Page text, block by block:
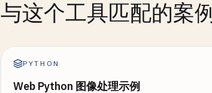
与这个工具匹配的案例
PYTHON
Web Python 图像处理示例